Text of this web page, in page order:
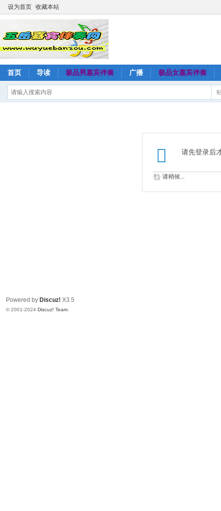
设为首页 收藏本站
首页 导读 极品男嘉宾伴奏 广播 极品女嘉宾伴奏
请先登录后
请稍候...
Powered by Discuz! X3.5
© 2001-2024 Discuz! Team